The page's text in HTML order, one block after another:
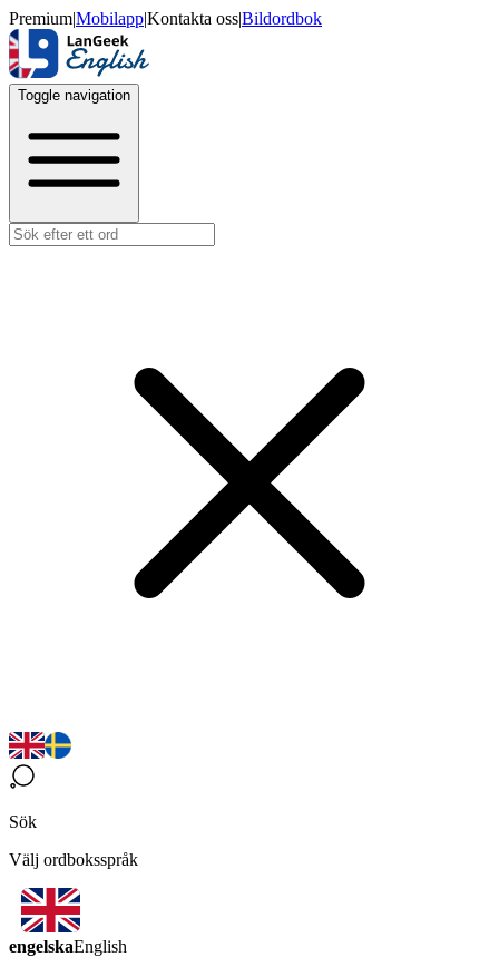
Premium|Mobilapp|Kontakta oss|Bildordbok
Toggle navigation
Sök
Välj ordboksspråk
engelskaEnglish